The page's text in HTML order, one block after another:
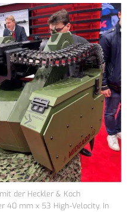
der Heckler & Koch
40 mm x 53 High-Velocity. In